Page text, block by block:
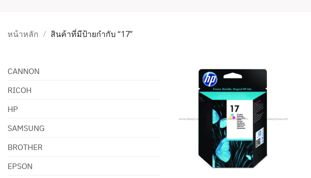
หน้าหลัก / สินค้าที่มีป้ายกำกับ “17”
CANNON
RICOH
HP
SAMSUNG
BROTHER
EPSON